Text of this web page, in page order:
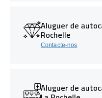
Aluguer de
Rochelle
Contacte-nos
Aluguer de